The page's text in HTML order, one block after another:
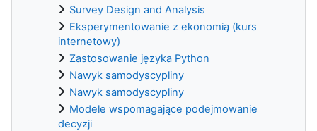
Survey Design and Analysis
Eksperymentowanie z ekonomią (kurs
internetowy)
Zastosowanie języka Python
Nawyk samodyscypliny
Nawyk samodyscypliny
Modele wspomagające podejmowanie
decyzji